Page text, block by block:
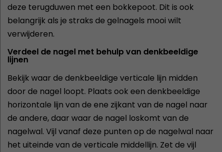
deze terugduwen met een bokkepoot. Dit is ook
belangrijk als je straks de gelnagels mooi wilt
verwijderen.
Verdeel de nagel met behulp van denkbeeldige
lijnen
Bekijk waar de denkbeeldige verticale lijn midden
door de nagel loopt. Plaats ook een denkbeeldige
horizontale lijn van de ene zijkant van de nagel naar
de andere, daar waar de nagel loskomt van de
nagelwal. Vijl vanaf deze punten op de nagelwal naar
het uiteinde van de verticale middellijn. Zet de vijl